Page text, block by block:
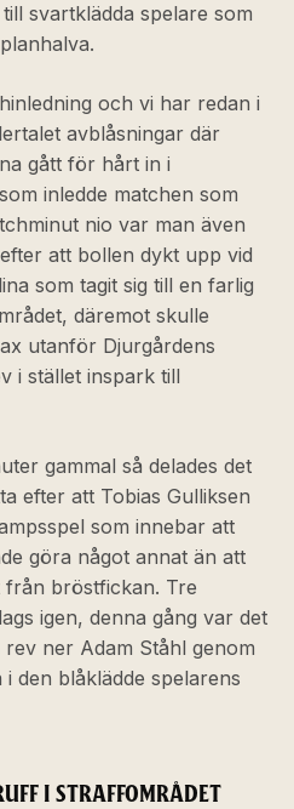
svartklädda spelare som
och vi har redan i
avblåsningar där
gått för hårt in i
inledde matchen som
nio var man även
att bollen dykt upp vid
som tagit sig till en farlig
däremot skulle
utanför Djurgårdens
i stället inspark till
gammal så delades det
efter att Tobias Gulliksen
som innebar att
göra något annat än att
bröstfickan. Tre
igen, denna gång var det
ner Adam Ståhl genom
den blåklädde spelarens
I STRAFFOMRÅDET